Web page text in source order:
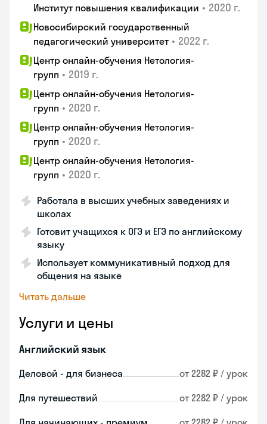
Институт повышения квалификации • 2020 г.
Новосибирский государственный
педагогический университет • 2022 г.
Центр онлайн-обучения Нетология-
групп • 2019 г.
Центр онлайн-обучения Нетология-
групп • 2020 г.
Центр онлайн-обучения Нетология-
групп • 2020 г.
Центр онлайн-обучения Нетология-
групп • 2020 г.
Работала в высших учебных заведениях и
школах
Готовит учащихся к ОГЭ и ЕГЭ по английскому
языку
Использует коммуникативный подход для
общения на языке
Читать дальше
Услуги и цены
Английский язык
Деловой - для бизнеса от 2282 ₽ / урок
Для путешествий от 2282 ₽ / урок